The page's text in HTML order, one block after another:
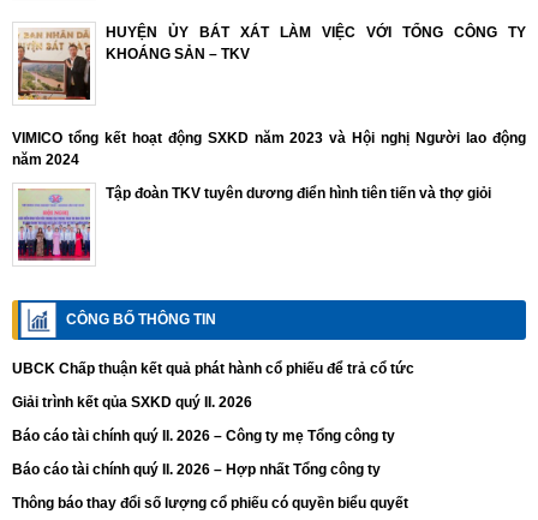
HUYỆN ỦY BÁT XÁT LÀM VIỆC VỚI TỔNG CÔNG TY
KHOÁNG SẢN – TKV
VIMICO tổng kết hoạt động SXKD năm 2023 và Hội nghị Người lao động
năm 2024
Tập đoàn TKV tuyên dương điển hình tiên tiến và thợ giỏi
CÔNG BỐ THÔNG TIN
UBCK Chấp thuận kết quả phát hành cổ phiếu để trả cổ tức
Giải trình kết qủa SXKD quý II. 2026
Báo cáo tài chính quý II. 2026 – Công ty mẹ Tổng công ty
Báo cáo tài chính quý II. 2026 – Hợp nhất Tổng công ty
Thông báo thay đổi số lượng cổ phiếu có quyền biểu quyết